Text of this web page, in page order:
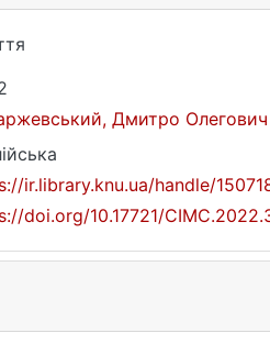
Дмитро Олегович
ir.library.knu.ua/handle/
doi.org/10.17721/